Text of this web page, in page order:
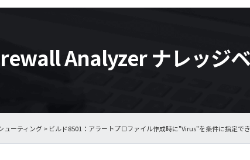
Analyzer ナレッジ
ューティング> ビルド8501：アラートプロファイル作成時に"Virus"を条件に指定で